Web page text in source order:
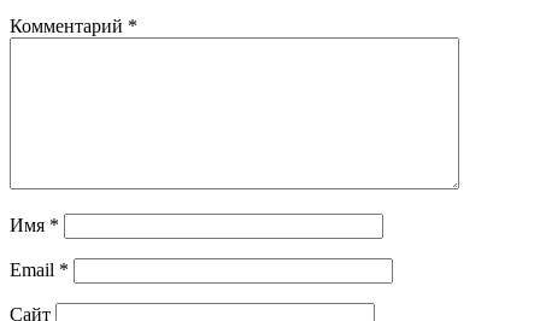
Комментарий *
Имя *
Email *
Сайт